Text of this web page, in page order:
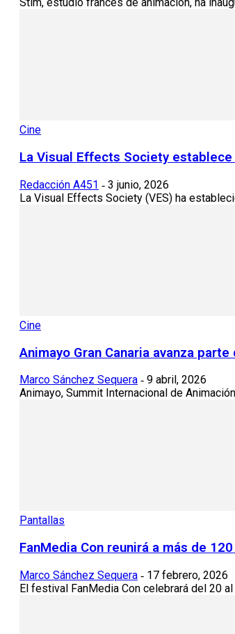
Stim, estudio francés de animación, ha
Cine
La Visual Effects Society
Redacción A451 - 3 junio, 2026
La Visual Effects Society (VES) ha
Cine
Animayo Gran Canaria avanza
Marco Sánchez Sequera - 9 abril, 2026
Animayo, Summit Internacional de
Pantallas
FanMedia Con reunirá a más de
Marco Sánchez Sequera - 17 febrero, 2026
El festival FanMedia Con celebrará del 20